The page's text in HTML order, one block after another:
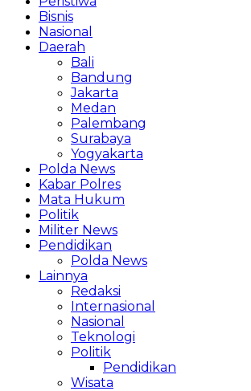
Bisnis
Nasional
Daerah
Bali
Bandung
Jakarta
Medan
Palembang
Surabaya
Yogyakarta
Polda News
Kabar Polres
Mata Hukum
Politik
Militer News
Pendidikan
Polda News
Lainnya
Redaksi
Internasional
Nasional
Teknologi
Politik
Pendidikan
Wisata